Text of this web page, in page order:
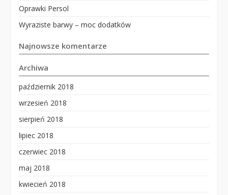
Oprawki Persol
Wyraziste barwy – moc dodatków
Najnowsze komentarze
Archiwa
październik 2018
wrzesień 2018
sierpień 2018
lipiec 2018
czerwiec 2018
maj 2018
kwiecień 2018